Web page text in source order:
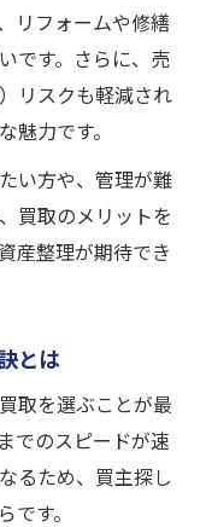
体的な進め方
と効率的な手
ポイント
安心を得る方法
ムーズ現金化
イントを徹底解
意すべき点
却方法
負担を軽減
る実践的な方
リフォームや修繕
です。さらに、売
リスクも軽減され
魅力です。
い方や、管理が難
買取のメリットを
産整理が期待でき
とは
取を選ぶことが最
でのスピードが速
るため、買主探し
です。